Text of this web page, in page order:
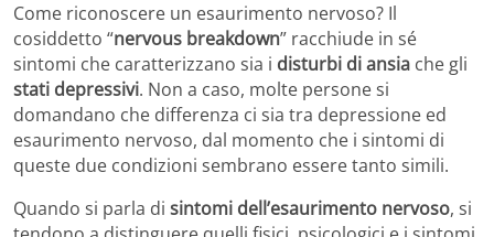
Come riconoscere un esaurimento nervoso? Il
cosiddetto “nervous breakdown” racchiude in sé
sintomi che caratterizzano sia i disturbi di ansia che gli
stati depressivi. Non a caso, molte persone si
domandano che differenza ci sia tra depressione ed
esaurimento nervoso, dal momento che i sintomi di
queste due condizioni sembrano essere tanto simili.
Quando si parla di sintomi dell’esaurimento nervoso, si